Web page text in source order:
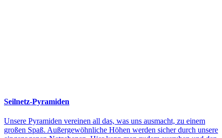
Seilnetz-Pyramiden
Unsere Pyramiden vereinen all das, was uns ausmacht, zu einem
großen Spaß. Außergewöhnliche Höhen werden sicher durch unsere